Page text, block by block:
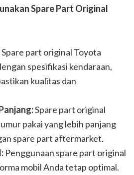
Spare Part Original
Spare part original Toyota
spesifikasi kendaraan,
kualitas dan
Spare part original
pakai yang lebih panjang
spare part aftermarket.
Penggunaan spare part original
mobil Anda tetap optimal.